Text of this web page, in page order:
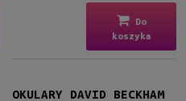
Do
koszyka
OKULARY DAVID BECKHAM